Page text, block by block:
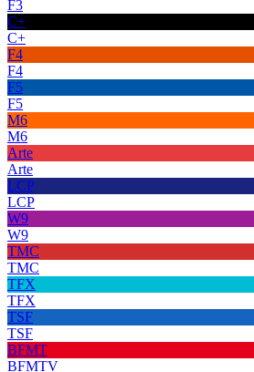
F3
C+
C+
F4
F4
F5
F5
M6
M6
Arte
Arte
LCP
LCP
W9
W9
TMC
TMC
TFX
TFX
TSF
TSF
BFMT
BFMTV